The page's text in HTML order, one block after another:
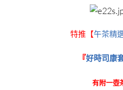
特推【午茶精
『好時司康
有附一壺